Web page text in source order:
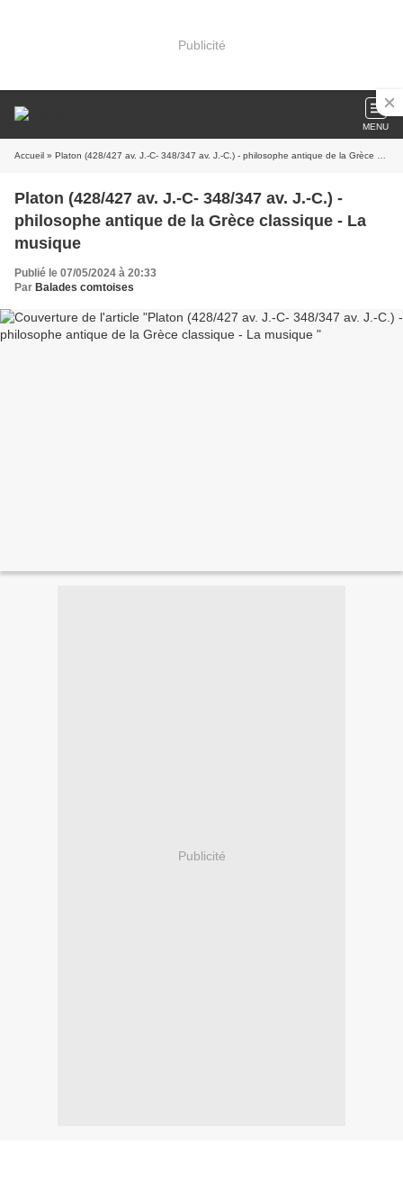
Publicité
MENU
Accueil » Platon (428/427 av. J.-C- 348/347 av. J.-C.) - philosophe antique de la Grèce classique - La musique
Platon (428/427 av. J.-C- 348/347 av. J.-C.) -
philosophe antique de la Grèce classique - La
musique
Publié le 07/05/2024 à 20:33
Par Balades comtoises
Publicité